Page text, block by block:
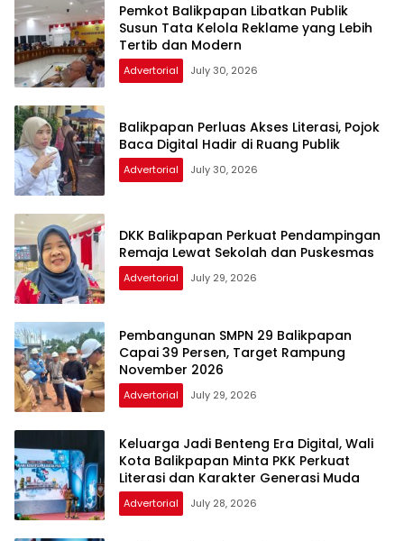
Pemkot Balikpapan Libatkan Publik
Susun Tata Kelola Reklame yang Lebih
Tertib dan Modern
Advertorial July 30, 2026
Balikpapan Perluas Akses Literasi, Pojok
Baca Digital Hadir di Ruang Publik
Advertorial July 30, 2026
DKK Balikpapan Perkuat Pendampingan
Remaja Lewat Sekolah dan Puskesmas
Advertorial July 29, 2026
Pembangunan SMPN 29 Balikpapan
Capai 39 Persen, Target Rampung
November 2026
Advertorial July 29, 2026
Keluarga Jadi Benteng Era Digital, Wali
Kota Balikpapan Minta PKK Perkuat
Literasi dan Karakter Generasi Muda
Advertorial July 28, 2026